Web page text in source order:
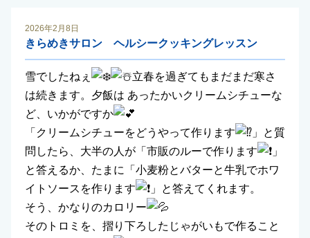
2026年2月8日
きらめきサロン ヘルシークッキングレッスン
雪でしたねぇ
立春を過ぎてもまだまだ寒さ
は続きます。夕飯は あったかいクリームシチューな
ど、いかがですか
「クリームシチューをどうやって作ります
」と質
問したら、大半の人が「市販のルーで作ります
」
と答えるか、たまに「小麦粉とバターと牛乳でホワ
イトソースを作ります
」と答えてくれます。
そう、かなりのカロリー
そのトロミを、摺り下ろしたじゃがいもで作ること